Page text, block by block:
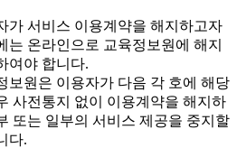
가 서비스 이용계약을 해지하고자
는 온라인으로 교육정보원에 해지
여야 합니다.
보원은 이용자가 다음 각 호에 해당
사전통지 없이 이용계약을 해지하
또는 일부의 서비스 제공을 중지할
다.